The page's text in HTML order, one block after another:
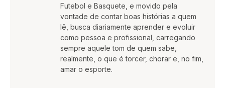
Futebol e Basquete, e movido pela
vontade de contar boas histórias a quem
lê, busca diariamente aprender e evoluir
como pessoa e profissional, carregando
sempre aquele tom de quem sabe,
realmente, o que é torcer, chorar e, no fim,
amar o esporte.